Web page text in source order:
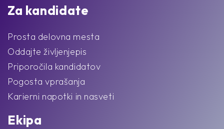
Za kandidate
Prosta delovna mesta
Oddajte življenjepis
Priporočila kandidatov
Pogosta vprašanja
Karierni napotki in nasveti
Ekipa